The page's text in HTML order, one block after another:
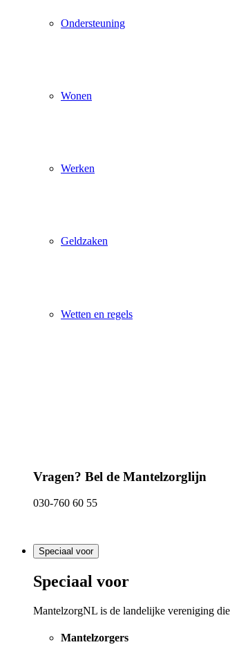
Ondersteuning
Wonen
Werken
Geldzaken
Wetten en regels
Vragen? Bel de Mantelzorglijn
030-760 60 55
Speciaal voor
Speciaal voor
MantelzorgNL is de landelijke vereniging
Mantelzorgers